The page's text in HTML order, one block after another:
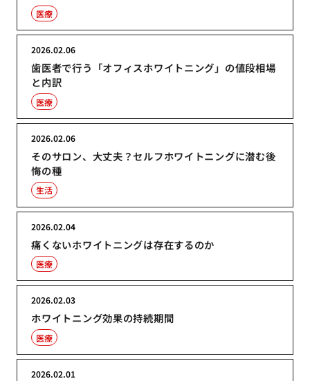
医療
歯医者で行う「オフィスホワイトニング」の値段相場
と内訳
2026.02.06
医療
そのサロン、大丈夫？セルフホワイトニングに潜む後
悔の種
2026.02.06
生活
痛くないホワイトニングは存在するのか
2026.02.04
医療
ホワイトニング効果の持続期間
2026.02.03
医療
2026.02.01